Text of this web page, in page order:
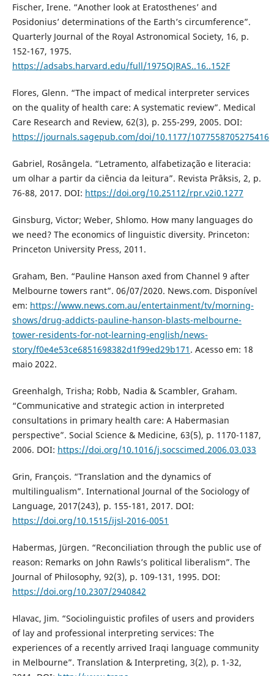
Fischer, Irene. “Another look at Eratosthenes’ and
Posidonius’ determinations of the Earth’s circumference”.
Quarterly Journal of the Royal Astronomical Society, 16, p.
152-167, 1975.
https://adsabs.harvard.edu/full/1975QJRAS..16..152F
Flores, Glenn. “The impact of medical interpreter services
on the quality of health care: A systematic review”. Medical
Care Research and Review, 62(3), p. 255-299, 2005. DOI:
https://journals.sagepub.com/doi/10.1177/1077558705275416
Gabriel, Rosângela. “Letramento, alfabetização e literacia:
um olhar a partir da ciência da leitura”. Revista Prâksis, 2, p.
76-88, 2017. DOI: https://doi.org/10.25112/rpr.v2i0.1277
Ginsburg, Victor; Weber, Shlomo. How many languages do
we need? The economics of linguistic diversity. Princeton:
Princeton University Press, 2011.
Graham, Ben. “Pauline Hanson axed from Channel 9 after
Melbourne towers rant”. 06/07/2020. News.com. Disponível
em: https://www.news.com.au/entertainment/tv/morning-
shows/drug-addicts-pauline-hanson-blasts-melbourne-
tower-residents-for-not-learning-english/news-
story/f0e4e53ce6851698382d1f99ed29b171 . Acesso em: 18
maio 2022.
Greenhalgh, Trisha; Robb, Nadia & Scambler, Graham.
“Communicative and strategic action in interpreted
consultations in primary health care: A Habermasian
perspective”. Social Science & Medicine, 63(5), p. 1170-1187,
2006. DOI: https://doi.org/10.1016/j.socscimed.2006.03.033
Grin, François. “Translation and the dynamics of
multilingualism”. International Journal of the Sociology of
Language, 2017(243), p. 155-181, 2017. DOI:
https://doi.org/10.1515/ijsl-2016-0051
Habermas, Jürgen. “Reconciliation through the public use of
reason: Remarks on John Rawls’s political liberalism”. The
Journal of Philosophy, 92(3), p. 109-131, 1995. DOI:
https://doi.org/10.2307/2940842
Hlavac, Jim. “Sociolinguistic profiles of users and providers
of lay and professional interpreting services: The
experiences of a recently arrived Iraqi language community
in Melbourne”. Translation & Interpreting, 3(2), p. 1-32,